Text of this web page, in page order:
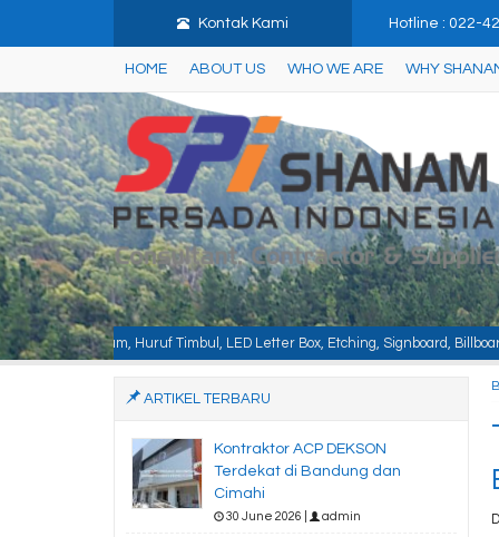
Kontak Kami Hotline : 022-
HOME ABOUT US WHO WE ARE WHY
Huruf Timbul, LED Letter Box, Etching, Signboard, Billboard, Baja
ARTIKEL TERBARU
Kontraktor ACP DEKSON
Terdekat di Bandung dan
Cimahi
30 June 2026 | admin